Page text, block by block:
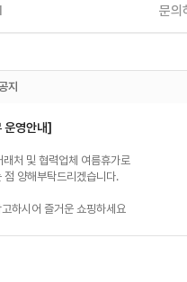
문의
지
운영안내]
처 및 협력업체 여름휴가로
점 양해부탁드리겠습니다.
하시어 즐거운 쇼핑하세요